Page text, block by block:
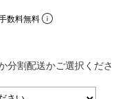
数料無料
分割配送かご選択くださ